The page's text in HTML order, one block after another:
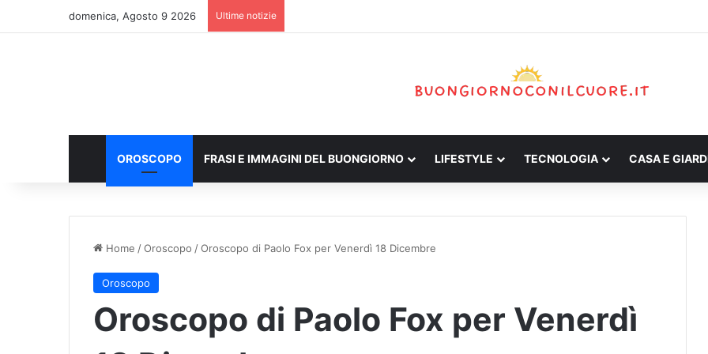
domenica, Agosto 9 2026 Ultime notizie
OROSCOPO FRASI E IMMAGINI DEL BUONGIORNO LIFESTYLE TECNOLOGIA CASA E
Home /Oroscopo /Oroscopo di Paolo Fox per Venerdì 18 Dicembre
Oroscopo
Oroscopo di Paolo Fox per Venerdì